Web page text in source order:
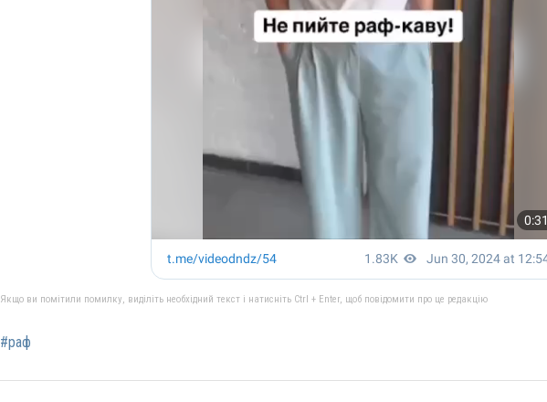
Якщо ви помітили помилку, виділіть необхідний текст і натисніть Ctrl + Enter, щоб повідомити про це редакцію
#раф